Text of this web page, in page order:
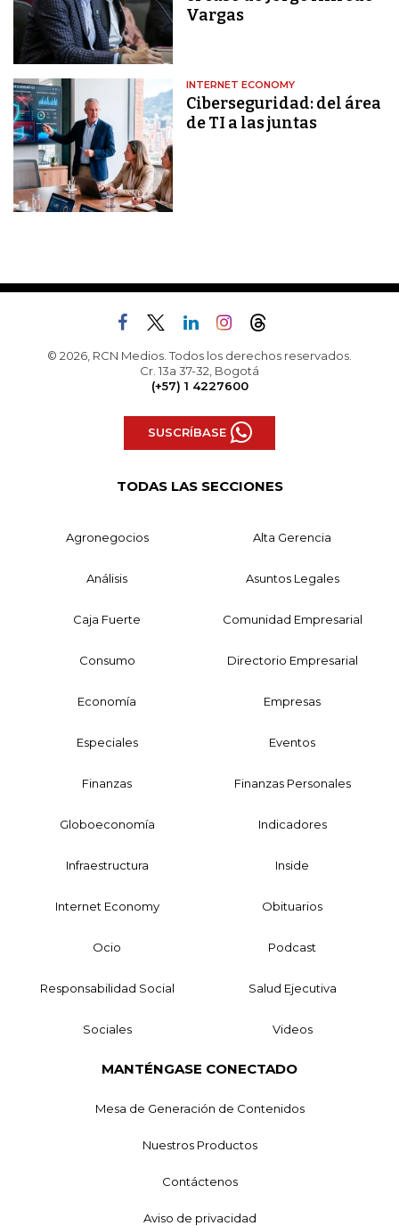
Vargas
INTERNET ECONOMY
Ciberseguridad: del área
de TI a las juntas
© 2026, RCN Medios. Todos los derechos reservados.
Cr. 13a 37-32, Bogotá
(+57) 1 4227600
SUSCRÍBASE
TODAS LAS SECCIONES
Agronegocios Alta Gerencia
Análisis Asuntos Legales
Caja Fuerte Comunidad Empresarial
Consumo Directorio Empresarial
Economía Empresas
Especiales Eventos
Finanzas Finanzas Personales
Globoeconomía Indicadores
Infraestructura Inside
Internet Economy Obituarios
Ocio Podcast
Responsabilidad Social Salud Ejecutiva
Sociales Videos
MANTÉNGASE CONECTADO
Mesa de Generación de Contenidos
Nuestros Productos
Contáctenos
Aviso de privacidad